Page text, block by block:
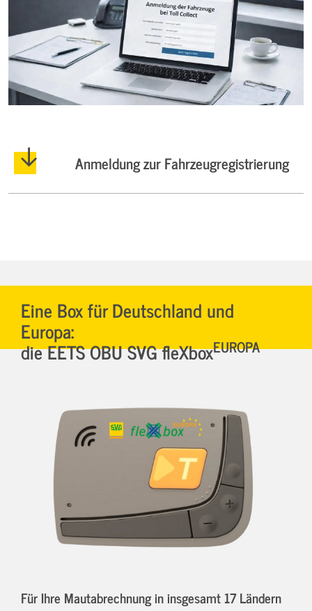
Anmeldung zur Fahrzeugregistrierung
Eine Box für Deutschland und
Europa:
die EETS OBU SVG fleXboxEUROPA
Für Ihre Mautabrechnung in insgesamt 17 Ländern